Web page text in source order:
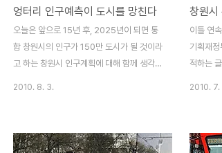
엉터리 인구예측이 도시를 망친다
오늘은 앞으로 15년 후, 2025년이 되면 통
합 창원시의 인구가 150만 도시가 될 것이라
고 하는 창원시 인구계획에 대해 함께 생각해
109만명인 인구는 150만명으로 늘어날 것
2010. 8. 3.
창원시
이틀 연
기획재정
적하는
둘째는
2010. 7.